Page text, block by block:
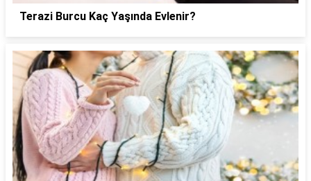
Terazi Burcu Kaç Yaşında Evlenir?